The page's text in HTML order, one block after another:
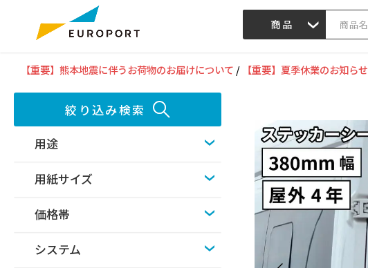
商品
【重要】熊本地震に伴うお荷物のお届けについて / 【重要】夏季休業のお知らせ
絞り込み検索
用途
用紙サイズ
価格帯
システム